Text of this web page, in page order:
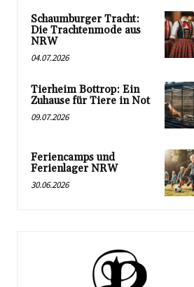
Schaumburger Tracht:
Die Trachtenmode aus
NRW
04.07.2026
Tierheim Bottrop: Ein
Zuhause für Tiere in Not
09.07.2026
Feriencamps und
Ferienlager NRW
30.06.2026